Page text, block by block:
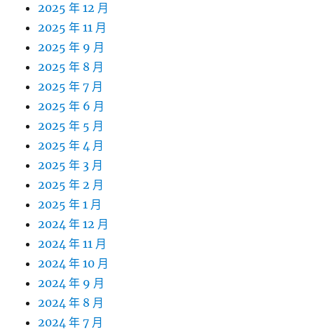
2025 年 12 月
2025 年 11 月
2025 年 9 月
2025 年 8 月
2025 年 7 月
2025 年 6 月
2025 年 5 月
2025 年 4 月
2025 年 3 月
2025 年 2 月
2025 年 1 月
2024 年 12 月
2024 年 11 月
2024 年 10 月
2024 年 9 月
2024 年 8 月
2024 年 7 月